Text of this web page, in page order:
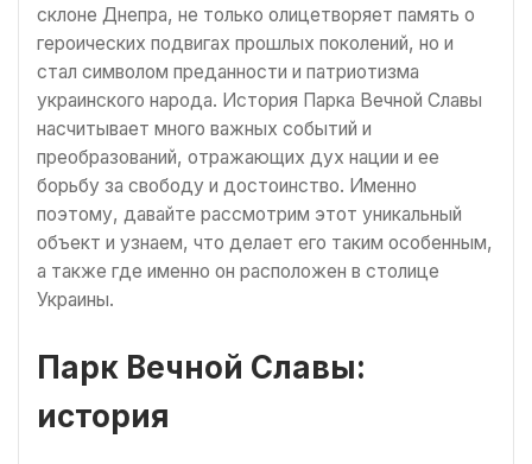
склоне Днепра, не только олицетворяет память о
героических подвигах прошлых поколений, но и
стал символом преданности и патриотизма
украинского народа. История Парка Вечной Славы
насчитывает много важных событий и
преобразований, отражающих дух нации и ее
борьбу за свободу и достоинство. Именно
поэтому, давайте рассмотрим этот уникальный
объект и узнаем, что делает его таким особенным,
а также где именно он расположен в столице
Украины.
Парк Вечной Славы:
история